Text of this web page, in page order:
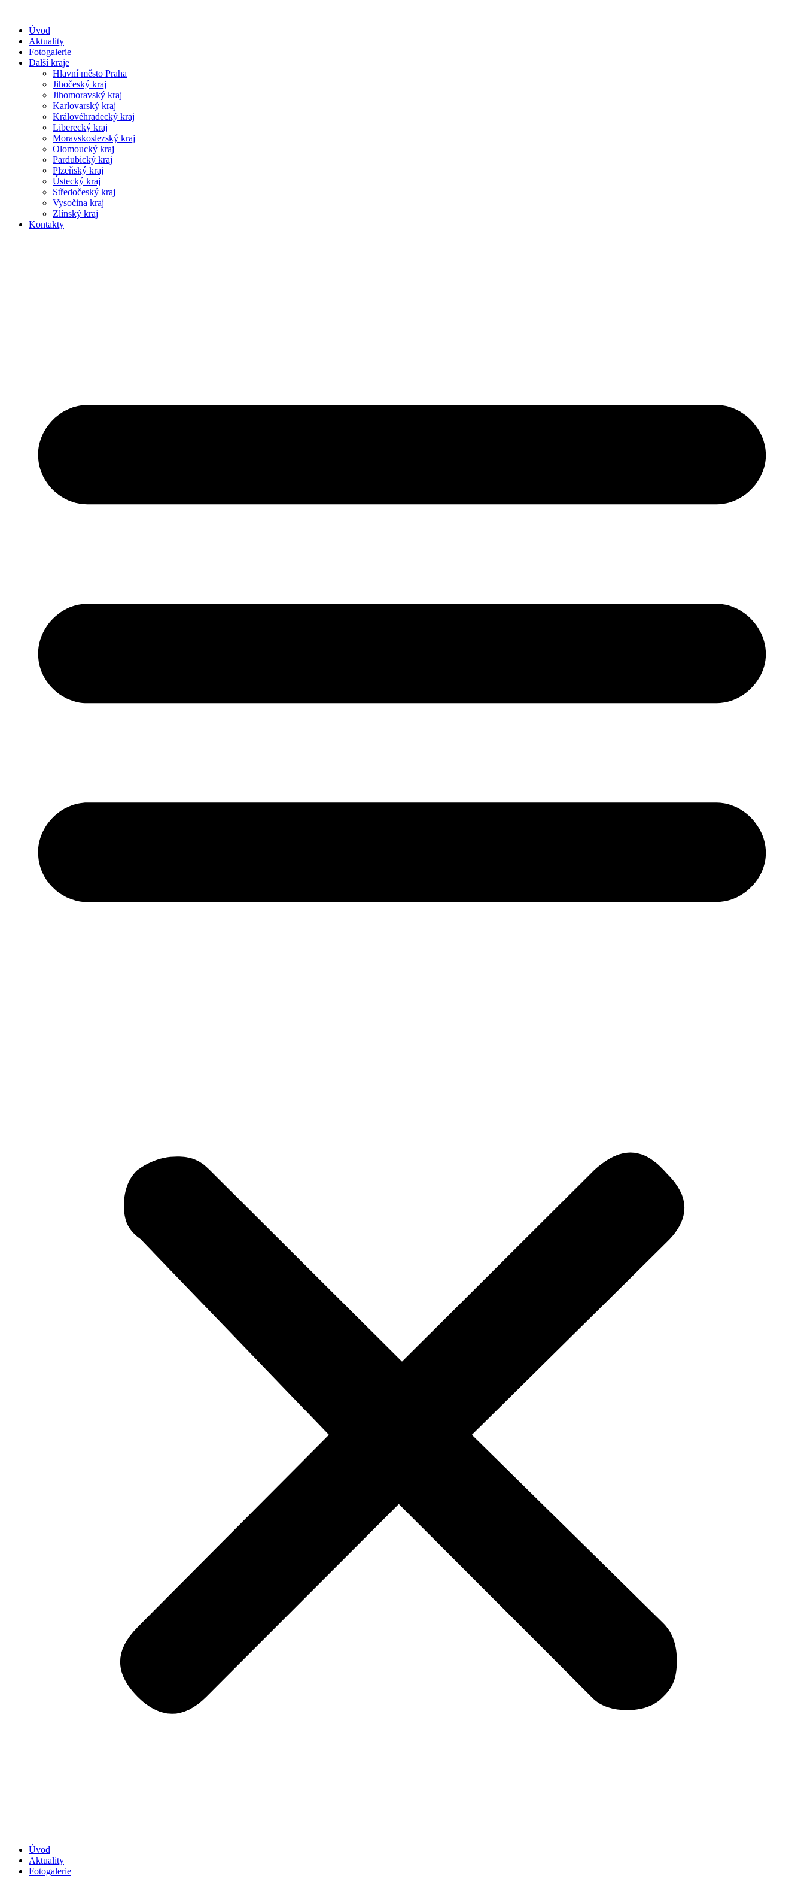
Úvod
Aktuality
Fotogalerie
Další kraje
Hlavní město Praha
Jihočeský kraj
Jihomoravský kraj
Karlovarský kraj
Královéhradecký kraj
Liberecký kraj
Moravskoslezský kraj
Olomoucký kraj
Pardubický kraj
Plzeňský kraj
Ústecký kraj
Středočeský kraj
Vysočina kraj
Zlínský kraj
Kontakty
Úvod
Aktuality
Fotogalerie